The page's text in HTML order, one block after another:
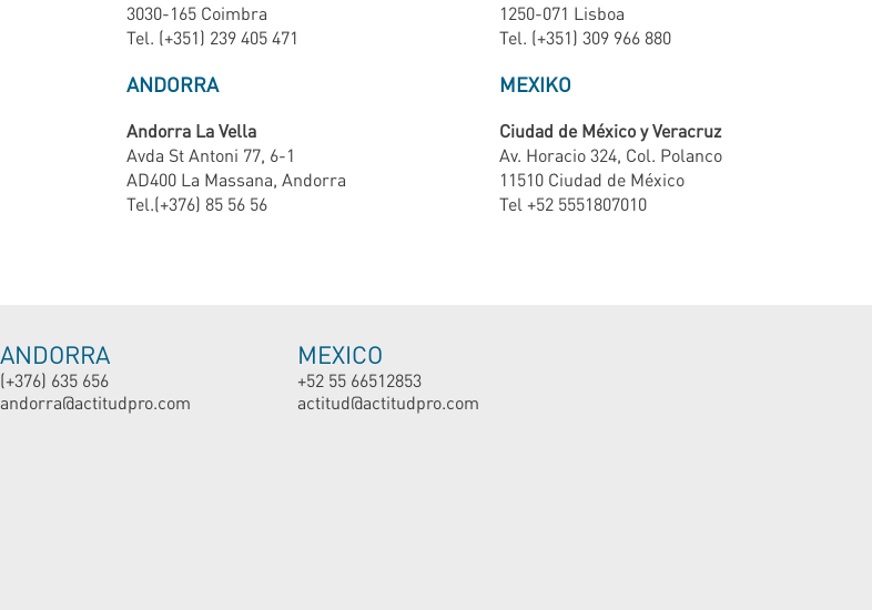
3030-165 Coimbra
Tel. (+351) 239 405 471
1250-071 Lisboa
Tel. (+351) 309 966 880
ANDORRA
Andorra La Vella
Avda St Antoni 77, 6-1
AD400 La Massana, Andorra
Tel.(+376) 85 56 56
MEXIKO
Ciudad de México y Veracruz
Av. Horacio 324, Col. Polanco
11510 Ciudad de México
Tel +52 5551807010
ANDORRA
(+376) 635 656
andorra@actitudpro.com
MEXICO
+52 55 66512853
actitud@actitudpro.com